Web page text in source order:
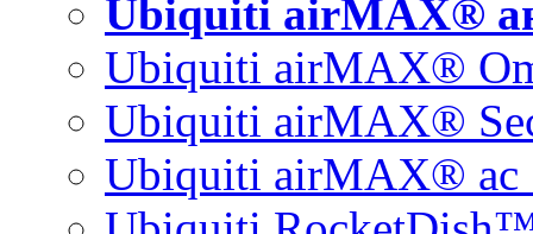
Ubiquiti airMAX®
Ubiquiti airMAX®
Ubiquiti airMAX®
Ubiquiti airMAX® ac